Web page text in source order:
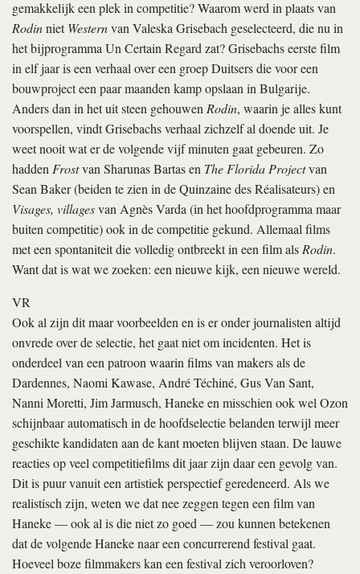
gemakkelijk een plek in competitie? Waarom werd in plaats van
RodinnietWesternvan Valeska Grisebach geselecteerd, die nu in
het bijprogramma Un Certain Regard zat? Grisebachs eerste film
in elf jaar is een verhaal over een groep Duitsers die voor een
bouwproject een paar maanden kamp opslaan in Bulgarije.
Anders dan in het uit steen gehouwenRodin, waarin je alles kunt
voorspellen, vindt Grisebachs verhaal zichzelf al doende uit. Je
weet nooit wat er de volgende vijf minuten gaat gebeuren. Zo
haddenFrostvan Sharunas Bartas en The Florida Projectvan
Sean Baker (beiden te zien in de Quinzaine des Réalisateurs) en
Visages, villagesvan Agnès Varda (in het hoofdprogramma maar
buiten competitie) ook in de competitie gekund. Allemaal films
met een spontaniteit die volledig ontbreekt in een film alsRodin.
Want dat is wat we zoeken: een nieuwe kijk, een nieuwe wereld.
VR
Ook al zijn dit maar voorbeelden en is er onder journalisten altijd
onvrede over de selectie, het gaat niet om incidenten. Het is
onderdeel van een patroon waarin films van makers als de
Dardennes, Naomi Kawase, André Téchiné, Gus Van Sant,
Nanni Moretti, Jim Jarmusch, Haneke en misschien ook wel Ozon
schijnbaar automatisch in de hoofdselectie belanden terwijl meer
geschikte kandidaten aan de kant moeten blijven staan. De lauwe
reacties op veel competitiefilms dit jaar zijn daar een gevolg van.
Dit is puur vanuit een artistiek perspectief geredeneerd. Als we
realistisch zijn, weten we dat nee zeggen tegen een film van
Haneke — ook al is die niet zo goed — zou kunnen betekenen
dat de volgende Haneke naar een concurrerend festival gaat.
Hoeveel boze filmmakers kan een festival zich veroorloven?